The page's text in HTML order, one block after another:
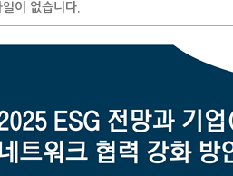
이 없습니다.